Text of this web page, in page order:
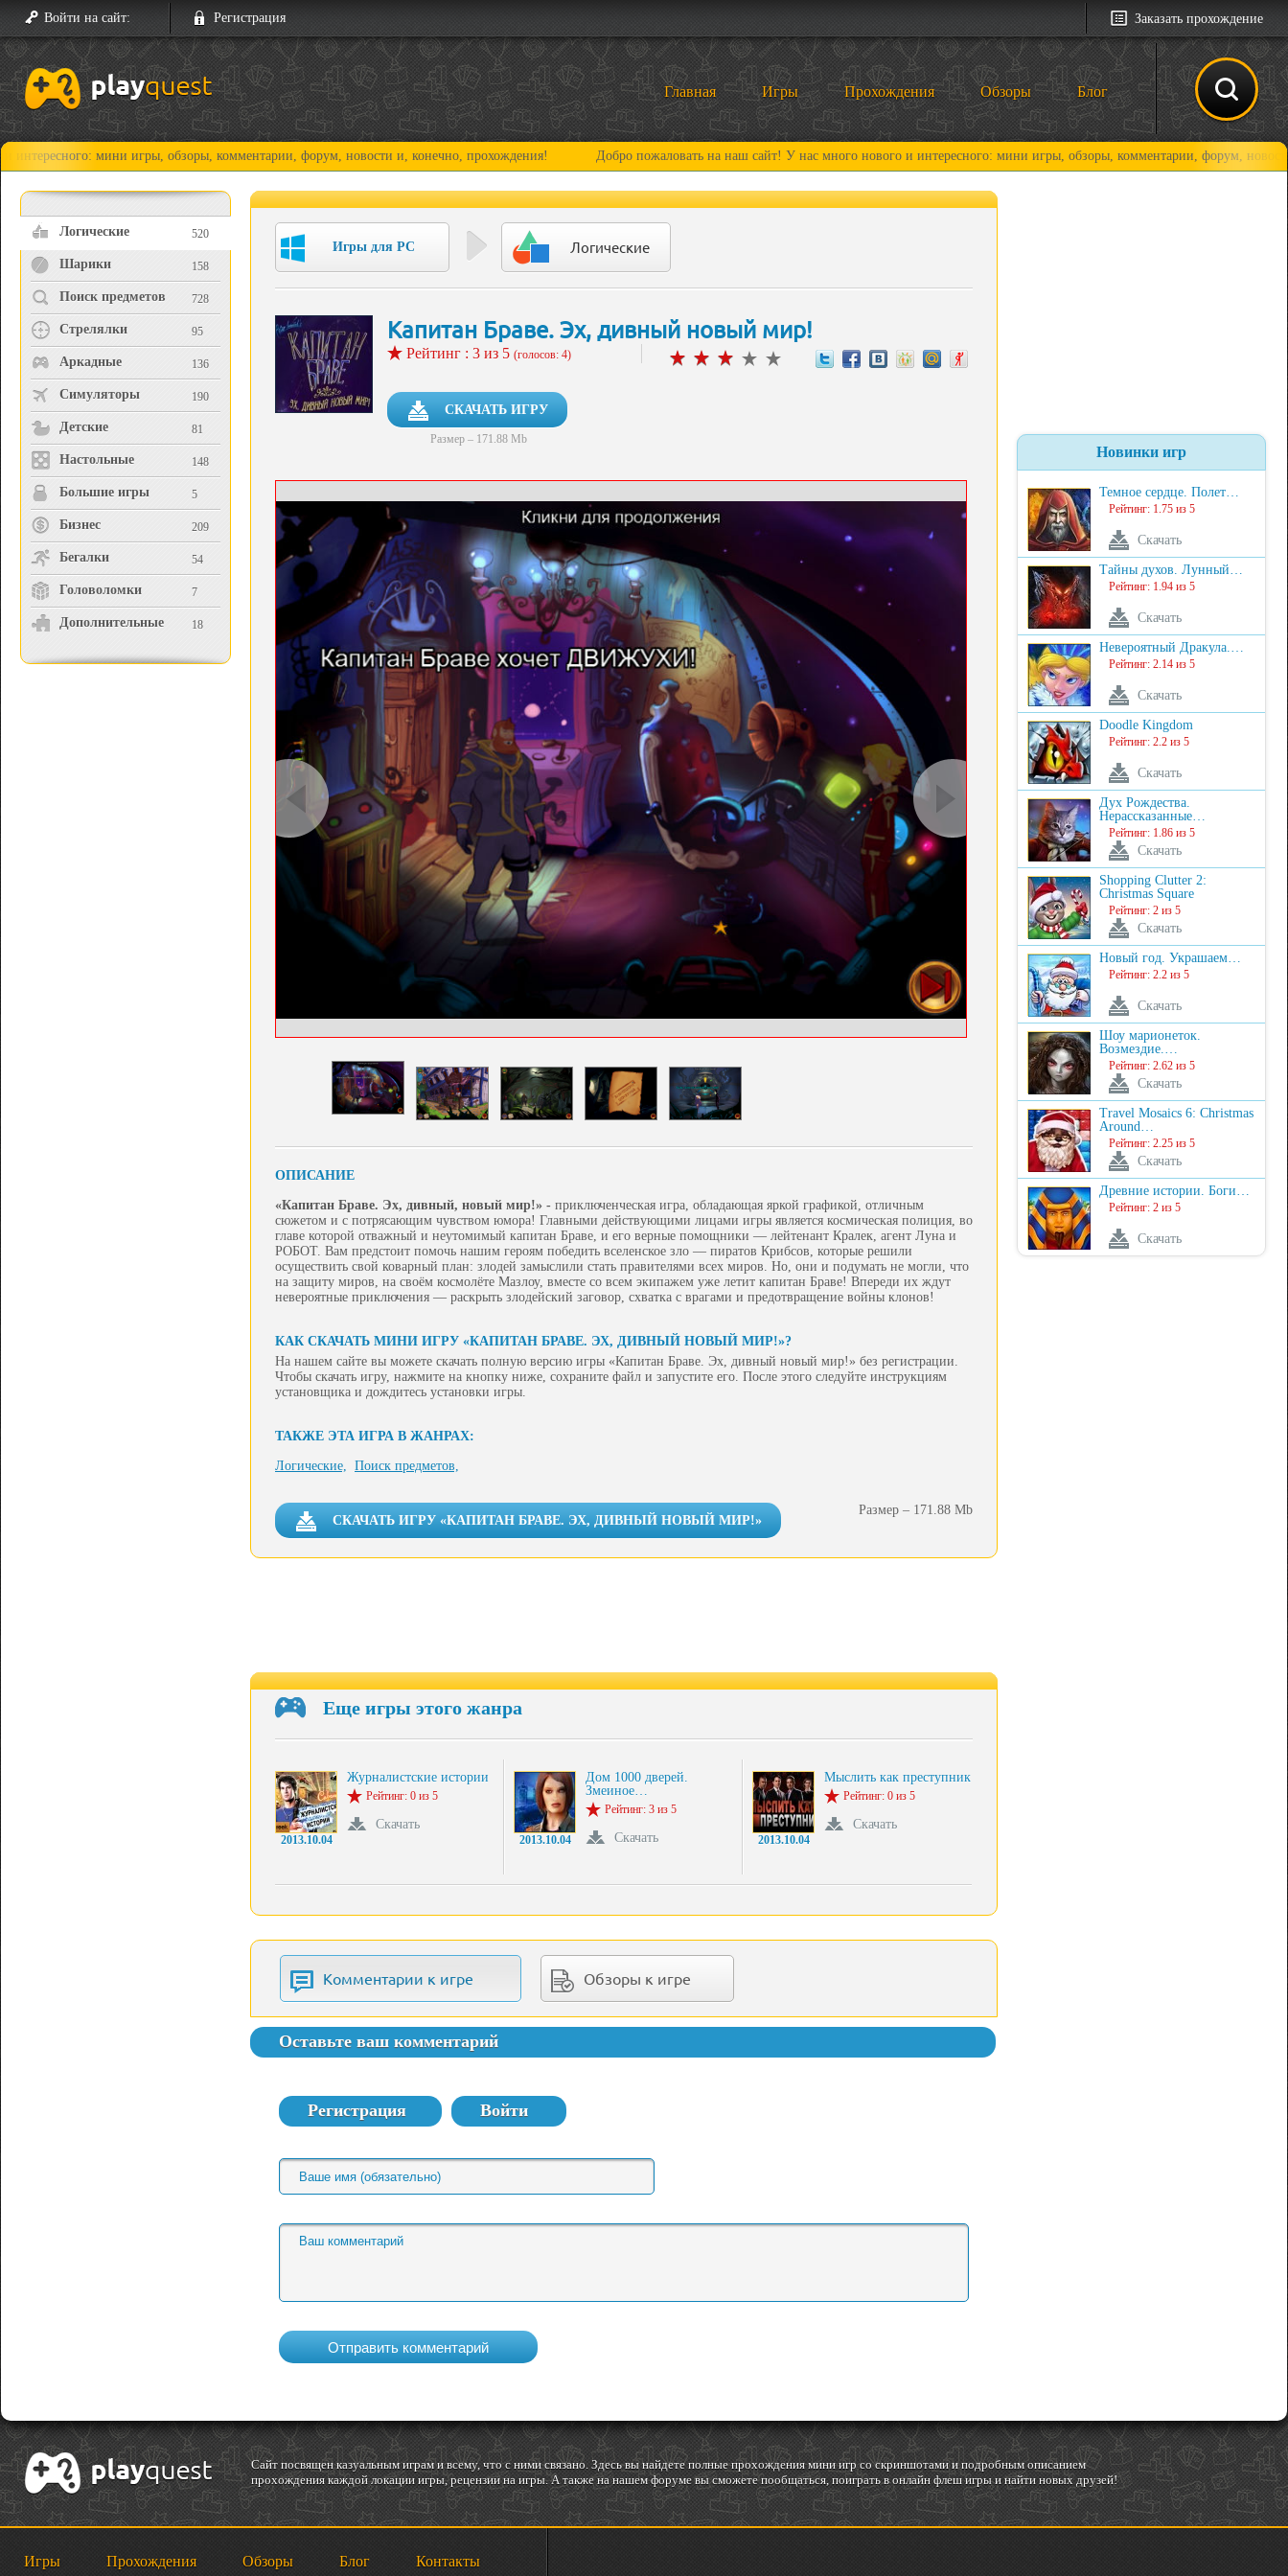
Войти на сайт: Регистрация Заказать прохождение
Главная Игры Прохождения Обзоры Блог
мини игры, обзоры, комментарии, форум, новости и, конечно, прохождения! Добро пожаловать на наш сайт! У нас много нового и интересного: мини игры, обзоры, комментарии, форум, новости и,
Логические 520
Шарики 158
Поиск предметов 728
Стрелялки 95
Аркадные 136
Симуляторы 190
Детские 81
Настольные 148
Большие игры 5
Бизнес 209
Бегалки 54
Головоломки 7
Дополнительные 18
Игры для PC Логические
Капитан Браве. Эх, дивный новый мир!
Рейтинг : 3 из 5 (голосов: 4)
СКАЧАТЬ ИГРУ
Размер – 171.88 Mb
ОПИСАНИЕ
«Капитан Браве. Эх, дивный, новый мир!» - приключенческая игра, обладающая яркой графикой, отличным
сюжетом и с потрясающим чувством юмора! Главными действующими лицами игры является космическая полиция, во
главе которой отважный и неутомимый капитан Браве, и его верные помощники — лейтенант Кралек, агент Луна и
РОБОТ. Вам предстоит помочь нашим героям победить вселенское зло — пиратов Крибсов, которые решили
осуществить свой коварный план: злодей замыслили стать правителями всех миров. Но, они и подумать не могли, что
на защиту миров, на своём космолёте Мазлоу, вместе со всем экипажем уже летит капитан Браве! Впереди их ждут
невероятные приключения — раскрыть злодейский заговор, схватка с врагами и предотвращение войны клонов!
КАК СКАЧАТЬ МИНИ ИГРУ «КАПИТАН БРАВЕ. ЭХ, ДИВНЫЙ НОВЫЙ МИР!»?
На нашем сайте вы можете скачать полную версию игры «Капитан Браве. Эх, дивный новый мир!» без регистрации.
Чтобы скачать игру, нажмите на кнопку ниже, сохраните файл и запустите его. После этого следуйте инструкциям
установщика и дождитесь установки игры.
ТАКЖЕ ЭТА ИГРА В ЖАНРАХ:
Логические, Поиск предметов,
СКАЧАТЬ ИГРУ «КАПИТАН БРАВЕ. ЭХ, ДИВНЫЙ НОВЫЙ МИР!»
Размер – 171.88 Mb
Еще игры этого жанра
2013.10.04
Журналистские истории
Рейтинг: 0 из 5
Скачать
2013.10.04
Дом 1000 дверей.
Змеиное…
Рейтинг: 3 из 5
Скачать 2013.10.04
Мыслить как преступник
Рейтинг: 0 из 5
Скачать
Комментарии к игре Обзоры к игре
Оставьте ваш комментарий
Регистрация Войти
Новинки игр
Темное сердце. Полет…
Рейтинг: 1.75 из 5
Скачать
Тайны духов. Лунный…
Рейтинг: 1.94 из 5
Скачать
Невероятный Дракула.…
Рейтинг: 2.14 из 5
Скачать
Doodle Kingdom
Рейтинг: 2.2 из 5
Скачать
Дух Рождества.
Нерассказанные…
Рейтинг: 1.86 из 5
Скачать
Shopping Clutter 2:
Christmas Square
Рейтинг: 2 из 5
Скачать
Новый год. Украшаем…
Рейтинг: 2.2 из 5
Скачать
Шоу марионеток.
Возмездие.…
Рейтинг: 2.62 из 5
Скачать
Travel Mosaics 6: Christmas
Around…
Рейтинг: 2.25 из 5
Скачать
Древние истории. Боги…
Рейтинг: 2 из 5
Скачать
Cайт посвящен казуальным играм и всему, что с ними связано. Здесь вы найдете полные прохождения мини игр со скриншотами и подробным описанием
прохождения каждой локации игры, рецензии на игры. А также на нашем форуме вы сможете пообщаться, поиграть в онлайн флеш игры и найти новых друзей!
Игры Прохождения Обзоры Блог Контакты